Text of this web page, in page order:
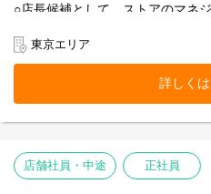
○店長候補として、ストアのマネ
○採用/教育全般
○ストア業務管理
-品出し
-ディスプレイ
-在庫管理・発注・検品
東京エリア
詳しく
店舗社員・中途 正社員